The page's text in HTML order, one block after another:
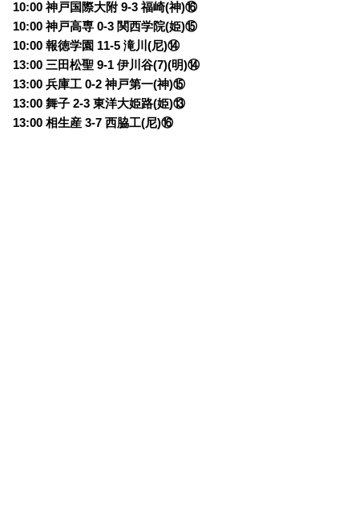
10:00 神戸国際大附 9-3 福崎(神)⑯
10:00 神戸高専 0-3 関西学院(姫)⑮
10:00 報徳学園 11-5 滝川(尼)⑭
13:00 三田松聖 9-1 伊川谷(7)(明)⑭
13:00 兵庫工 0-2 神戸第一(神)⑮
13:00 舞子 2-3 東洋大姫路(姫)⑬
13:00 相生産 3-7 西脇工(尼)⑯